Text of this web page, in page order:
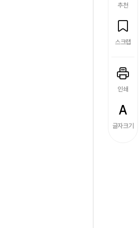
추천
스크랩
인쇄
글자크기